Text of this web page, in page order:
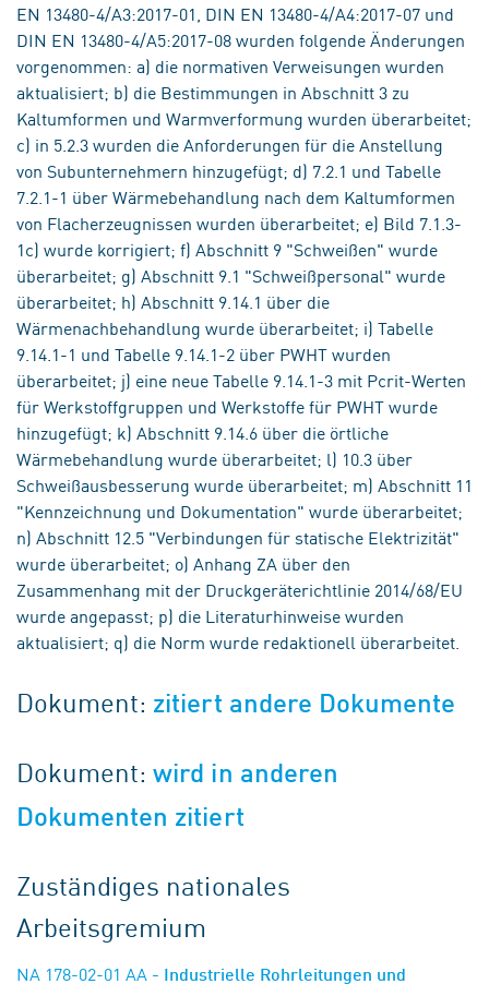
EN 13480-4/A3:2017-01, DIN EN 13480-4/A4:2017-07 und
DIN EN 13480-4/A5:2017-08 wurden folgende Änderungen
vorgenommen: a) die normativen Verweisungen wurden
aktualisiert; b) die Bestimmungen in Abschnitt 3 zu
Kaltumformen und Warmverformung wurden überarbeitet;
c) in 5.2.3 wurden die Anforderungen für die Anstellung
von Subunternehmern hinzugefügt; d) 7.2.1 und Tabelle
7.2.1-1 über Wärmebehandlung nach dem Kaltumformen
von Flacherzeugnissen wurden überarbeitet; e) Bild 7.1.3-
1c) wurde korrigiert; f) Abschnitt 9 "Schweißen" wurde
überarbeitet; g) Abschnitt 9.1 "Schweißpersonal" wurde
überarbeitet; h) Abschnitt 9.14.1 über die
Wärmenachbehandlung wurde überarbeitet; i) Tabelle
9.14.1-1 und Tabelle 9.14.1-2 über PWHT wurden
überarbeitet; j) eine neue Tabelle 9.14.1-3 mit Pcrit-Werten
für Werkstoffgruppen und Werkstoffe für PWHT wurde
hinzugefügt; k) Abschnitt 9.14.6 über die örtliche
Wärmebehandlung wurde überarbeitet; l) 10.3 über
Schweißausbesserung wurde überarbeitet; m) Abschnitt 11
"Kennzeichnung und Dokumentation" wurde überarbeitet;
n) Abschnitt 12.5 "Verbindungen für statische Elektrizität"
wurde überarbeitet; o) Anhang ZA über den
Zusammenhang mit der Druckgeräterichtlinie 2014/68/EU
wurde angepasst; p) die Literaturhinweise wurden
aktualisiert; q) die Norm wurde redaktionell überarbeitet.
Dokument: zitiert andere Dokumente
Dokument:wird in anderen
Dokumenten zitiert
Zuständiges nationales
Arbeitsgremium
NA 178-02-01 AA - Industrielle Rohrleitungen und